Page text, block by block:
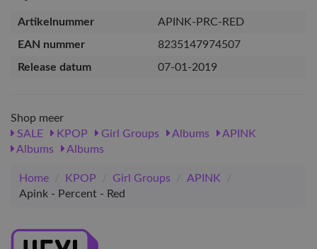
Artikelnummer
APINK-PRC-RED
EAN nummer
8235147974507
Release datum
07-01-2019
Shop meer
SALE
KPOP Girl Groups Albums
APINK
Albums
Albums
Home / KPOP / Girl Groups / APINK
/
Apink - Percent - Red